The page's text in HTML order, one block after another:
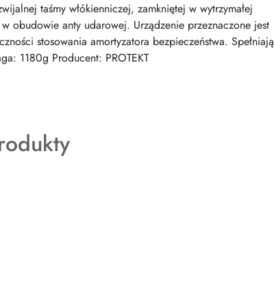
taśmy włókienniczej, zamkniętej w wytrzymałej
obudowie anty udarowej. Urządzenie przeznaczone jest
stosowania amortyzatora bezpieczeństwa. Spełniają
1180g Producent: PROTEKT